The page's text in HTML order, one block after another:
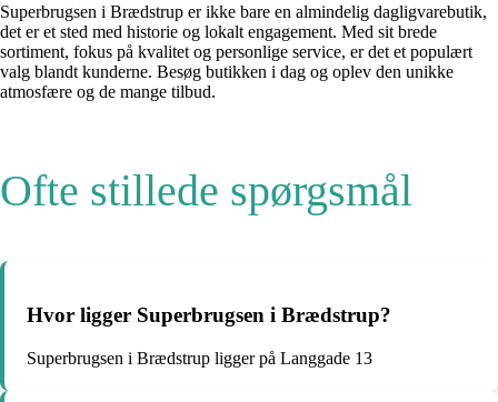
Superbrugsen i Brædstrup er ikke bare en almindelig dagligvarebutik,
det er et sted med historie og lokalt engagement. Med sit brede
sortiment, fokus på kvalitet og personlige service, er det et populært
valg blandt kunderne. Besøg butikken i dag og oplev den unikke
atmosfære og de mange tilbud.
Ofte stillede spørgsmål
Hvor ligger Superbrugsen i Brædstrup?
Superbrugsen i Brædstrup ligger på Langgade 13